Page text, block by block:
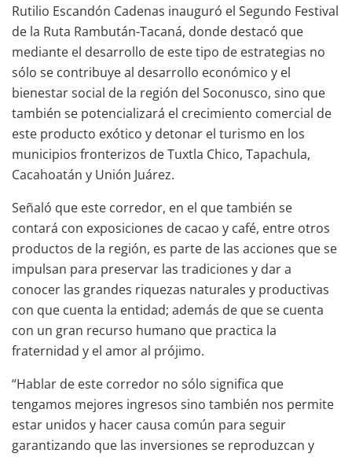
Rutilio Escandón Cadenas inauguró el Segundo Festival
de la Ruta Rambután-Tacaná, donde destacó que
mediante el desarrollo de este tipo de estrategias no
sólo se contribuye al desarrollo económico y el
bienestar social de la región del Soconusco, sino que
también se potencializará el crecimiento comercial de
este producto exótico y detonar el turismo en los
municipios fronterizos de Tuxtla Chico, Tapachula,
Cacahoatán y Unión Juárez.
Señaló que este corredor, en el que también se
contará con exposiciones de cacao y café, entre otros
productos de la región, es parte de las acciones que se
impulsan para preservar las tradiciones y dar a
conocer las grandes riquezas naturales y productivas
con que cuenta la entidad; además de que se cuenta
con un gran recurso humano que practica la
fraternidad y el amor al prójimo.
“Hablar de este corredor no sólo significa que
tengamos mejores ingresos sino también nos permite
estar unidos y hacer causa común para seguir
garantizando que las inversiones se reproduzcan y